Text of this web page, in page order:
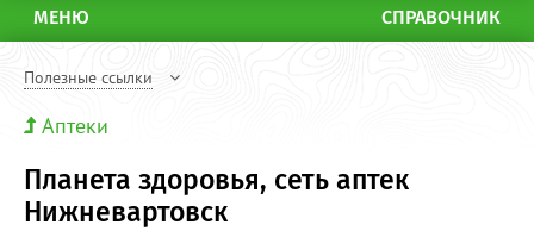
МЕНЮ СПРАВОЧНИК
Полезные ссылки
Аптеки
Планета здоровья, сеть аптек
Нижневартовск